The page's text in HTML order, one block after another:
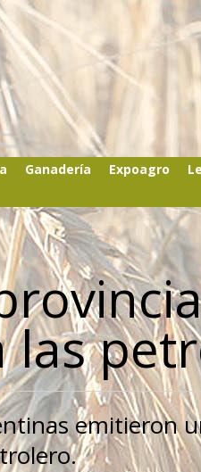
Ganadería Expoagro
las
emitieron